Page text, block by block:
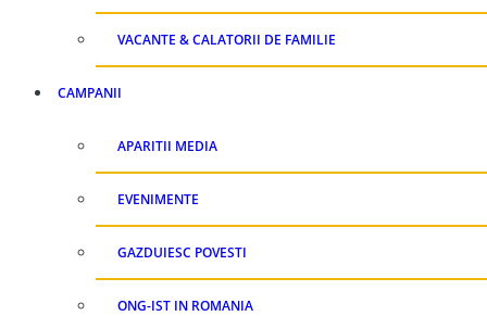
VACANTE & CALATORII DE FAMILIE
CAMPANII
APARITII MEDIA
EVENIMENTE
GAZDUIESC POVESTI
ONG-IST IN ROMANIA